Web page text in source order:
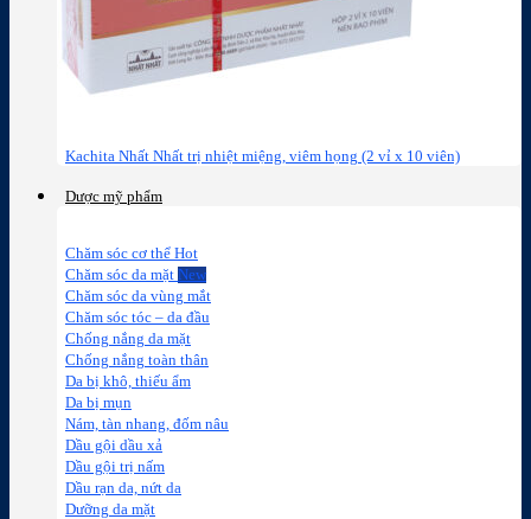
Kachita Nhất Nhất trị nhiệt miệng, viêm họng (2 vỉ x 10 viên)
Dược mỹ phẩm
Chăm sóc cơ thể
Chăm sóc da mặt
Chăm sóc da vùng mắt
Chăm sóc tóc – da đầu
Chống nắng da mặt
Chống nắng toàn thân
Da bị khô, thiếu ẩm
Da bị mụn
Nám, tàn nhang, đốm nâu
Dầu gội dầu xả
Dầu gội trị nấm
Dầu rạn da, nứt da
Dưỡng da mặt